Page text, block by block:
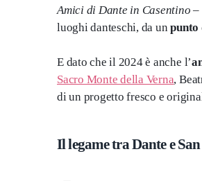
Amici di Dante in Casentino –
luoghi danteschi, da unpunto
E dato che il 2024 è anche l’
Sacro Monte della Verna,
di un progetto fresco e
Il legame tra Dante e